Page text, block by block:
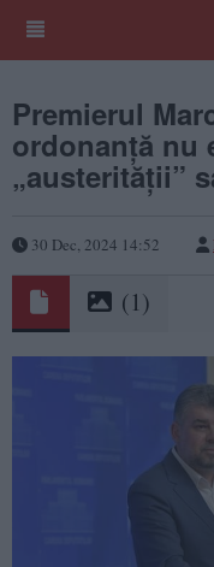
Premierul
ordonanță nu
„austerității”
30 Dec, 2024 14:52
(1)